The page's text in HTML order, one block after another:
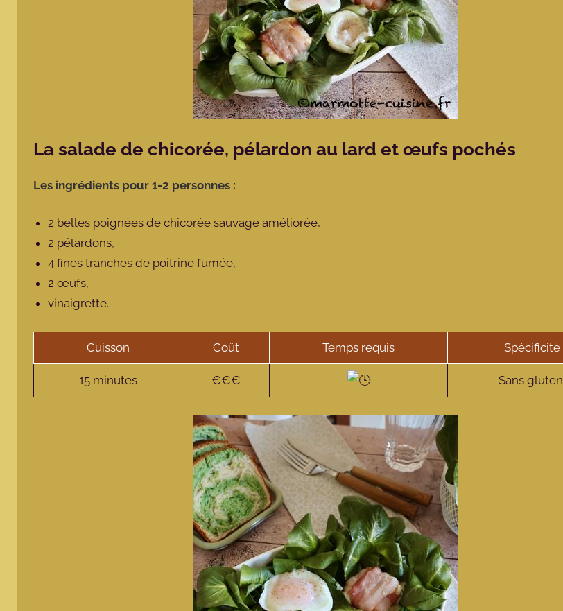
La salade de chicorée, pélardon au lard et œufs pochés
Les ingrédients pour 1-2 personnes :
2 belles poignées de chicorée sauvage améliorée,
2 pélardons,
4 fines tranches de poitrine fumée,
2 œufs,
vinaigrette.
Cuisson Coût Temps requis Spécificité
15 minutes €€€ Sans gluten